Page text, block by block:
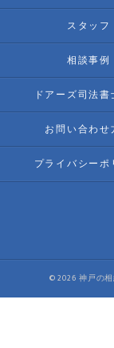
スタッフ
相談事例
ドアーズ司法
お問い合わせ
プライバシーポ
© 2026 神戸の相